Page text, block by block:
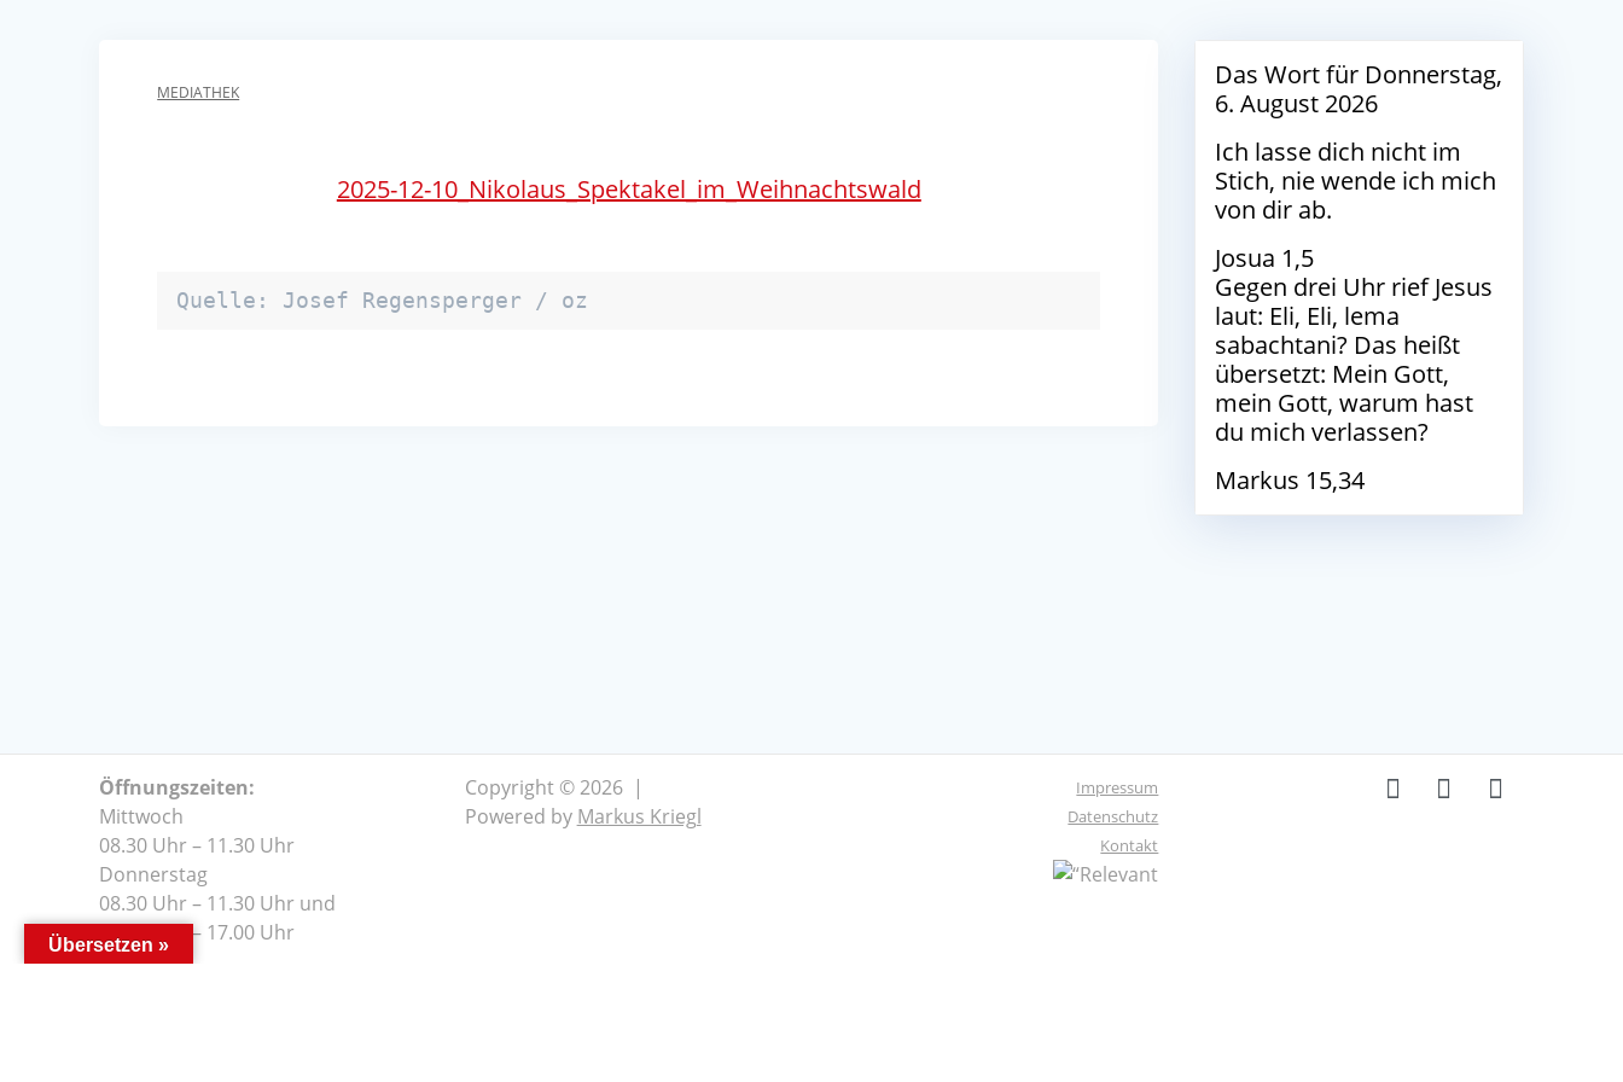
MEDIATHEK
2025-12-10_Nikolaus_Spektakel_im_Weihnachtswald
Quelle: Josef Regensperger / oz
Das Wort für Donnerstag,
6. August 2026
Ich lasse dich nicht im
Stich, nie wende ich mich
von dir ab.
Josua 1,5
Gegen drei Uhr rief Jesus
laut: Eli, Eli, lema
sabachtani? Das heißt
übersetzt: Mein Gott,
mein Gott, warum hast
du mich verlassen?
Markus 15,34
Öffnungszeiten:
Mittwoch
08.30 Uhr – 11.30 Uhr
Donnerstag
08.30 Uhr – 11.30 Uhr und
14.00 Uhr – 17.00 Uhr
Copyright © 2026 |
Powered by Markus Kriegl
Impressum
Datenschutz
Kontakt
Übersetzen »